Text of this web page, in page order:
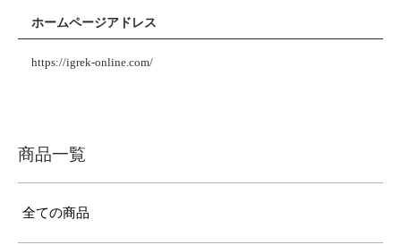
ホームページアドレス
https://igrek-online.com/
商品一覧
全ての商品